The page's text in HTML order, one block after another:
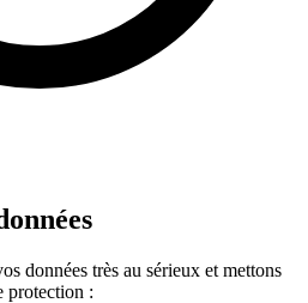
données très au sérieux et mettons
protection :